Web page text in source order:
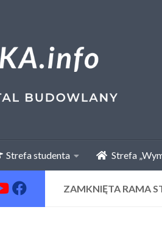
Strefa studenta Strefa
ZAMKNIĘTA RAMA